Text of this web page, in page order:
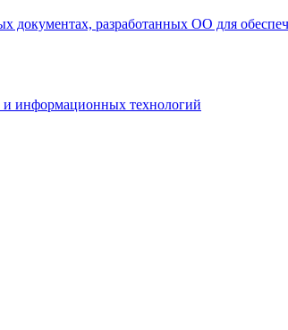
документах, разработанных ОО для
и информационных технологий